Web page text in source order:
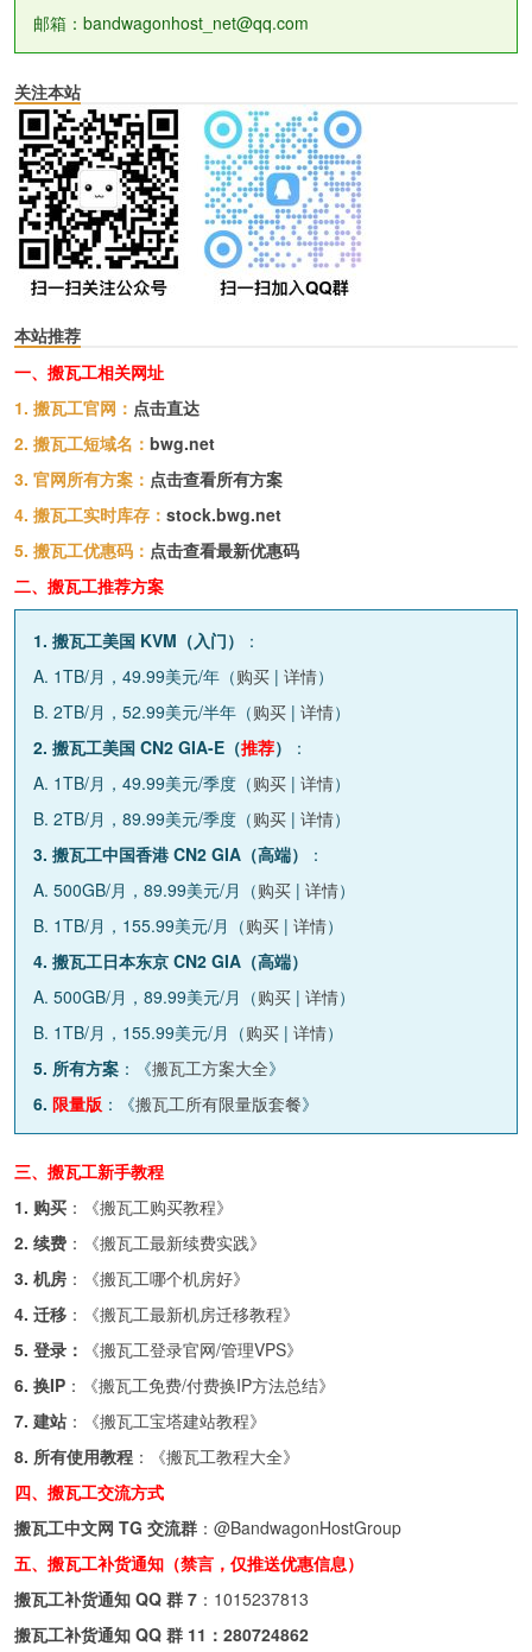
邮箱：bandwagonhost_net@qq.com
关注本站
本站推荐
一、搬瓦工相关网址
1. 搬瓦工官网： 点击直达
2. 搬瓦工短域名： bwg.net
3. 官网所有方案： 点击查看所有方案
4. 搬瓦工实时库存： stock.bwg.net
5. 搬瓦工优惠码： 点击查看最新优惠码
二、搬瓦工推荐方案
1. 搬瓦工美国 KVM（入门）
：
A. 1TB/月，49.99美元/年（购买 | 详情）
B. 2TB/月，52.99美元/半年（购买 | 详情）
2. 搬瓦工美国 CN2 GIA-E（推荐）
：
A. 1TB/月，49.99美元/季度（购买 | 详情）
B. 2TB/月，89.99美元/季度（购买 | 详情）
3. 搬瓦工中国香港 CN2 GIA（高端）
：
A. 500GB/月，89.99美元/月（购买 | 详情）
B. 1TB/月，155.99美元/月（购买 | 详情）
4. 搬瓦工日本东京 CN2 GIA（高端）
A. 500GB/月，89.99美元/月（购买 | 详情）
B. 1TB/月，155.99美元/月（购买 | 详情）
5. 所有方案 ：《搬瓦工方案大全》
6. 限量版 ：《搬瓦工所有限量版套餐》
三、搬瓦工新手教程
1. 购买 ：《搬瓦工购买教程》
2. 续费 ：《搬瓦工最新续费实践》
3. 机房 ：《搬瓦工哪个机房好》
4. 迁移 ：《搬瓦工最新机房迁移教程》
5. 登录：
《搬瓦工登录官网/管理VPS》
6. 换IP ：《搬瓦工免费/付费换IP方法总结》
7. 建站 ：《搬瓦工宝塔建站教程》
8. 所有使用教程 ：《搬瓦工教程大全》
四、搬瓦工交流方式
搬瓦工中文网 TG 交流群 ： @BandwagonHostGroup
五、搬瓦工补货通知（禁言，仅推送优惠信息）
搬瓦工补货通知 QQ 群 7 ： 1015237813
搬瓦工补货通知 QQ 群 11： 280724862